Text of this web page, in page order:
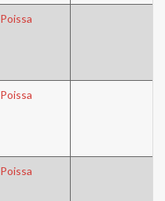
Poissa
Poissa
Poissa